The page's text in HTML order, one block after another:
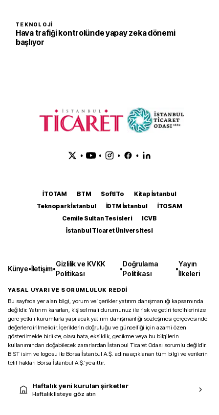
TEKNOLOJI
Hava trafiği kontrolünde yapay zeka dönemi
başlıyor
• • • •
İTOTAM BTM SoftITo
Kitap İstanbul
Teknopark İstanbul
İDTM İstanbul
İTOSAM
Cemile Sultan Tesisleri
ICVB
İstanbul Ticaret Üniversitesi
Künye•İletişim•
Gizlilik ve KVKK
Politikası
•
Doğrulama
Politikası
•
Yayın
İlkeleri
YASAL UYARI VE SORUMLULUK REDDİ
Bu sayfada yer alan bilgi, yorum ve içerikler yatırım danışmanlığı kapsamında
değildir. Yatırım kararları, kişisel mali durumunuz ile risk ve getiri tercihlerinize
göre yetkili kurumlarla yapılacak yatırım danışmanlığı sözleşmesi çerçevesinde
değerlendirilmelidir. İçeriklerin doğruluğu ve güncelliği için azami özen
gösterilmekle birlikte, olası hata, eksiklik, gecikme veya bu bilgilerin
kullanımından doğabilecek zararlardan İstanbul Ticaret Odası sorumlu değildir.
BIST isim ve logosu ile Borsa İstanbul A.Ş. adına açıklanan tüm bilgi ve verilerin
telif hakları Borsa İstanbul A.Ş.’ye aittir.
Haftalık yeni kurulan şirketler
Haftalık listeye göz atın